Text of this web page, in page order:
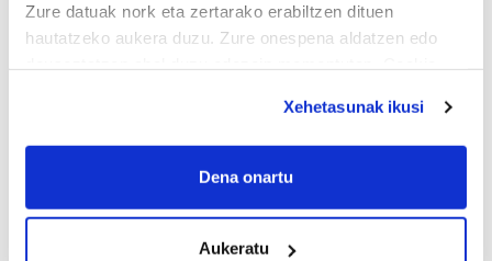
Zure datuak nork eta zertarako erabiltzen dituen
hautatzeko aukera duzu. Zure onespena aldatzen edo
If you allow, we would also like to:
Collect information about your geographical
Identify your device by actively scanning it for
Xehetasunak ikusi
Dena onartu
Aukeratu